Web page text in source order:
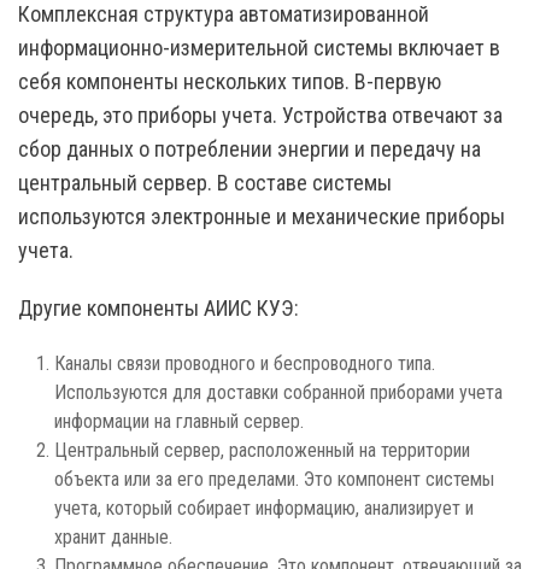
Комплексная структура автоматизированной
информационно-измерительной системы включает в
себя компоненты нескольких типов. В-первую
очередь, это приборы учета. Устройства отвечают за
сбор данных о потреблении энергии и передачу на
центральный сервер. В составе системы
используются электронные и механические приборы
учета.
Другие компоненты АИИС КУЭ:
Каналы связи проводного и беспроводного типа.
Используются для доставки собранной приборами учета
информации на главный сервер.
Центральный сервер, расположенный на территории
объекта или за его пределами. Это компонент системы
учета, который собирает информацию, анализирует и
хранит данные.